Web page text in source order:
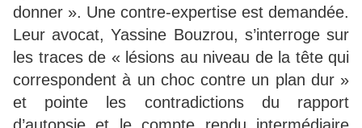
donner ». Une contre-expertise est demandée.
Leur avocat, Yassine Bouzrou, s’interroge sur
les traces de « lésions au niveau de la tête qui
correspondent à un choc contre un plan dur »
et pointe les contradictions du rapport